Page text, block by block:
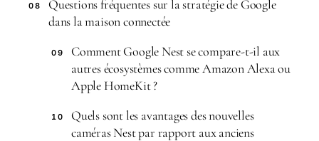
08
Questions fréquentes sur la stratégie de Google
dans la maison connectée
09
Comment Google Nest se compare-t-il aux
autres écosystèmes comme Amazon Alexa ou
Apple HomeKit ?
10
Quels sont les avantages des nouvelles
caméras Nest par rapport aux anciens